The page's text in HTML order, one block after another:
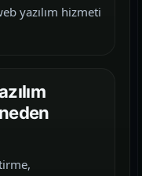
yazılım hizmeti